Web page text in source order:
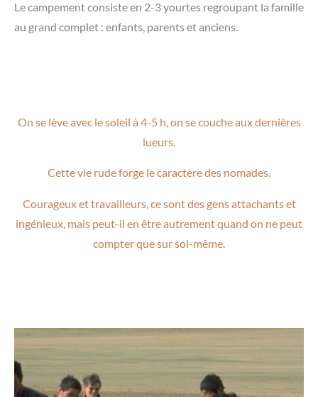
Le campement consiste en 2-3 yourtes regroupant la famille
au grand complet : enfants, parents et anciens.
On se lève avec le soleil à 4-5 h, on se couche aux dernières
lueurs.
Cette vie rude forge le caractère des nomades.
Courageux et travailleurs, ce sont des gens attachants et
ingénieux, mais peut-il en être autrement quand on ne peut
compter que sur soi-même.